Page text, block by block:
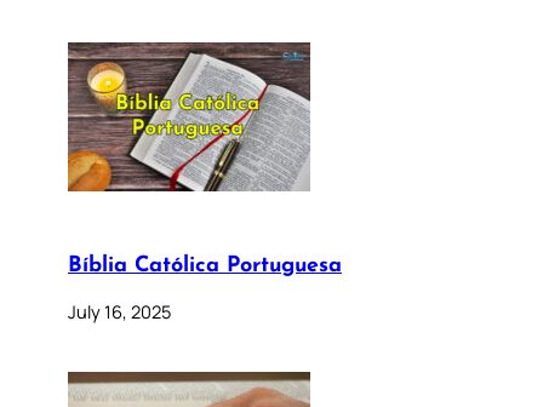
Bíblia Católica Portuguesa
July 16, 2025